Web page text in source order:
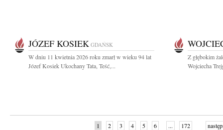
JÓZEF KOSIEK GDAŃSK
W dniu 11 kwietnia 2026 roku zmarł w wieku 94 lat
Józef Kosiek Ukochany Tata, Teść,...
Z głębokim
Wojciecha
1 2 3 4 5 6 ... 172